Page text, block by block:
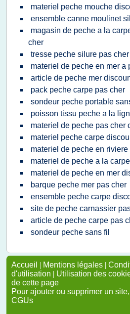
materiel peche mouche
ensemble canne moulinet
magasin de peche a la
cher
tresse peche silure pas cher
materiel de peche en mer a
article de peche mer
pack peche carpe pas cher
sondeur peche portable
poisson tissu peche a la
materiel de peche pas cher
materiel peche carpe
materiel de peche en riviere
materiel de peche a la
materiel de peche en mer
barque peche mer pas cher
ensemble peche carpe
site de peche carnassier
article de peche carpe pas
sondeur peche sans fil
Accueil | Mentions légales |
d'utilisation | Utilisation des
de cette page
Pour ajouter ou supprimer un
CGUs